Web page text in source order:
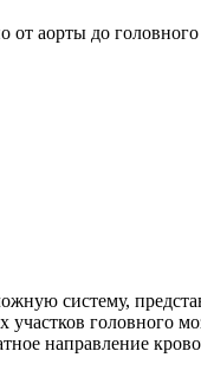
от аорты до
систему,
головного
направление